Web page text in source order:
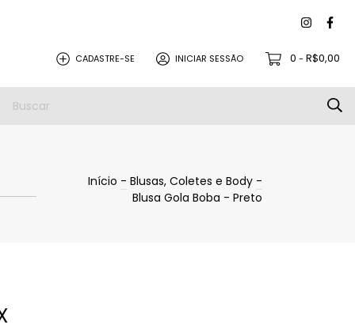
CADASTRE-SE INICIAR SESSÃO 0 - R$0,00
Início - Blusas, Coletes e Body -
Blusa Gola Boba - Preto